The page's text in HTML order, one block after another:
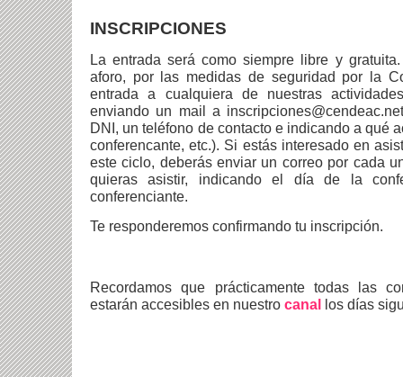
INSCRIPCIONES
La entrada será como siempre libre y
aforo, por las medidas de seguridad por la
entrada a cualquiera de nuestras
enviando un mail a
DNI, un teléfono de contacto e indicando a qué
conferencante, etc.). Si estás interesado en
este ciclo, deberás enviar un correo por cada
quieras asistir, indicando el día de la
conferenciante.
Te responderemos confirmando tu inscripción.
Recordamos que prácticamente todas las
estarán accesibles en nuestro canal los días